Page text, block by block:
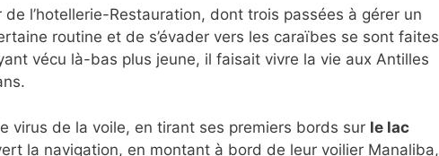
l’hotellerie-Restauration, dont trois passées à gérer un
routine et de s’évader vers les caraïbes se sont faites
vécu là-bas plus jeune, il faisait vivre la vie aux Antilles
virus de la voile, en tirant ses premiers bords sur le lac
la navigation, en montant à bord de leur voilier Manaliba,